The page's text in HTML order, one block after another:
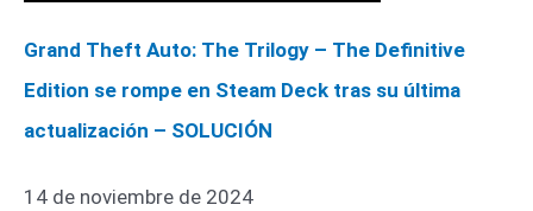
Grand Theft Auto: The Trilogy – The Definitive
Edition se rompe en Steam Deck tras su última
actualización – SOLUCIÓN
14 de noviembre de 2024